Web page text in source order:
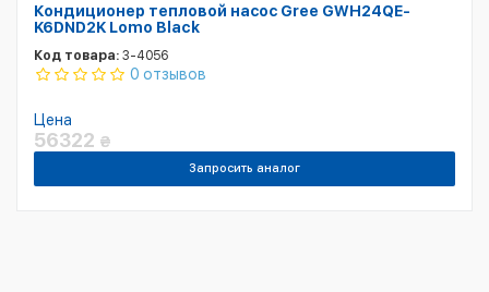
Кондиционер тепловой насос Gree GWH24QE-
K6DND2K Lomo Black
Код товара: 3-4056
0 отзывов
Цена
56322 ₴
Запросить аналог